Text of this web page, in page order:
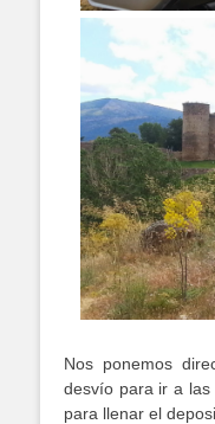
Nos ponemos
desvío para ir a las
para llenar el